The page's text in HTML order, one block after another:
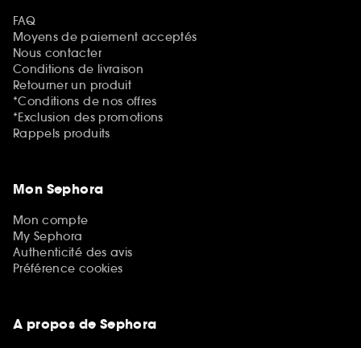
FAQ
Moyens de paiement acceptés
Nous contacter
Conditions de livraison
Retourner un produit
*Conditions de nos offres
*Exclusion des promotions
Rappels produits
Mon Sephora
Mon compte
My Sephora
Authenticité des avis
Préférence cookies
A propos de Sephora